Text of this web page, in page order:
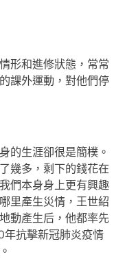
形和進修狀態，常常
課外運動，對他們停
的生涯卻很是簡樸。
幾多，剩下的錢花在
們本身身上更有興趣
里產生災情，王世紹
動產生后，他都率先
抗擊新冠肺炎疫情